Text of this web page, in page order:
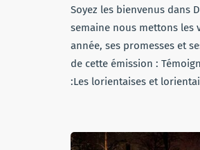
Soyez les bienvenus dans
semaine nous mettons les
année, ses promesses et
de cette émission :
:Les lorientaises et